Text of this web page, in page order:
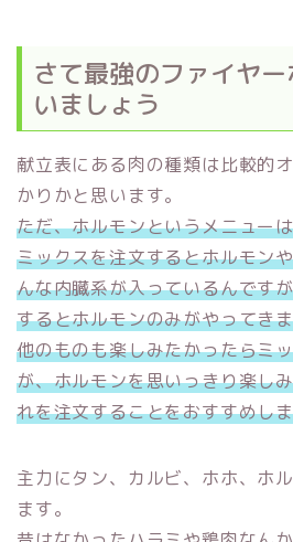
さて最強のファイヤ
いましょう
献立表にある肉の種類は比較的
かりかと思います。
ただ、ホルモンというメニュー
ミックスを注文するとホルモン
んな内臓系が入っているんです
するとホルモンのみがやってき
他のものも楽しみたかったらミ
が、ホルモンを思いっきり楽し
れを注文することをおすすめし
主力にタン、カルビ、ホホ、ホ
ます。